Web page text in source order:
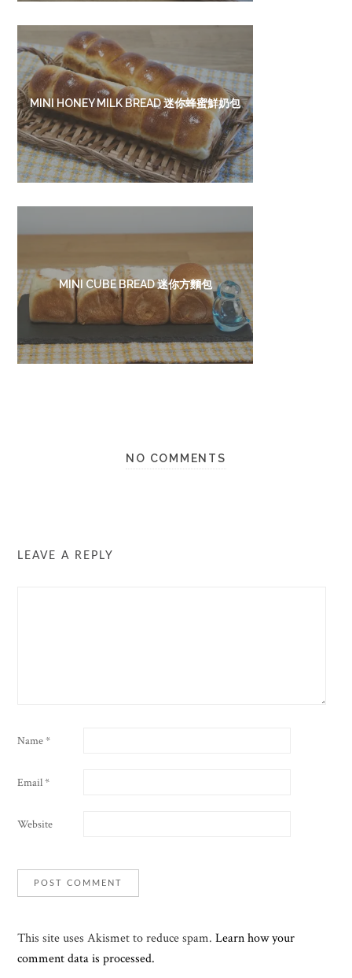
MINI HONEY MILK BREAD 迷你蜂蜜鮮奶包
MINI CUBE BREAD 迷你方麵包
NO COMMENTS
LEAVE A REPLY
Name*
Email*
Website
This site uses Akismet to reduce spam.Learn how your
comment data is processed.